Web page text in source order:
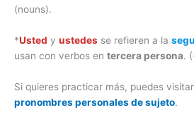
(nouns).
*Usted y ustedes se refieren a la
usan con verbos en tercera persona.
Si quieres practicar más, puedes
pronombres personales de sujeto.